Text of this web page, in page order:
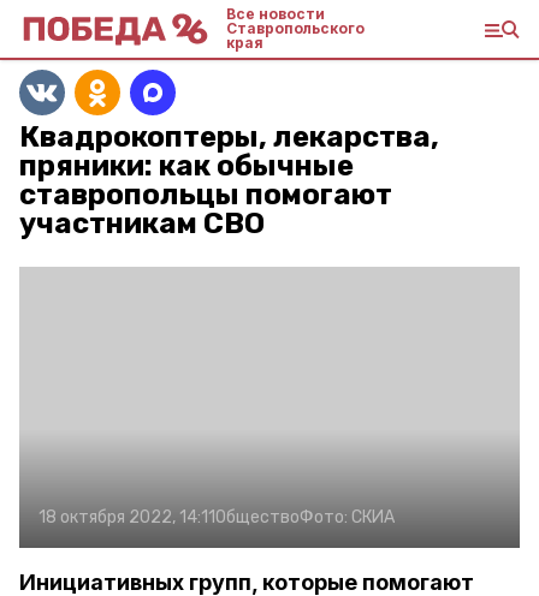
Все новости
Ставропольского
края
Квадрокоптеры, лекарства,
пряники: как обычные
ставропольцы помогают
участникам СВО
18 октября 2022, 14:11ОбществоФото: СКИА
Инициативных групп, которые помогают